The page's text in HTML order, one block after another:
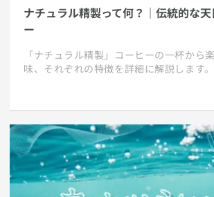
ナチュラル精製って何？｜伝統的な
ー
「ナチュラル精製」コーヒーの一杯から
味、それぞれの特徴を詳細に解説します
ブラジルまで、その歴史と主要な生産地
ます。他の精製法との違いも明確に。コ
を発見しましょう。